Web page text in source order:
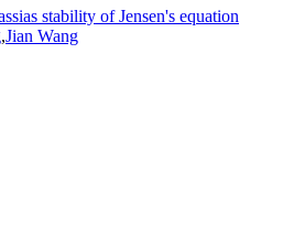
stability of Jensen's equation
,Jian Wang